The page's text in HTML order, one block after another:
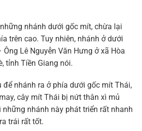
nhánh dưới gốc mít, chừa lại
trên cao. Tuy nhiên, nhánh ở dưới
Lê Nguyễn Văn Hưng ở xã Hòa
tỉnh Tiền Giang nói.
để nhánh ra ở phía dưới gốc mít Thái,
cây mít Thái bị nứt thân xì mủ
nhánh này phát triển rất nhanh
trái rất tốt.